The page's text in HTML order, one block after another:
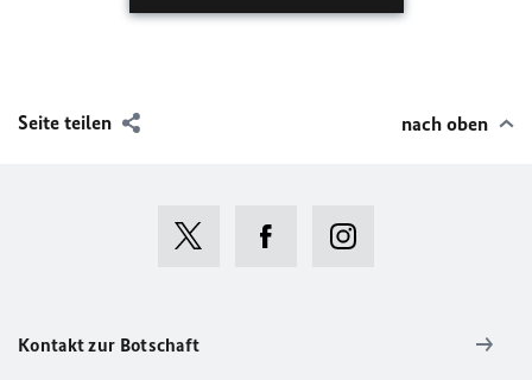
Seite teilen nach oben
Kontakt zur Botschaft